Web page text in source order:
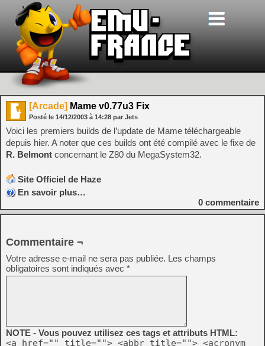
[Arcade] Mame v0.77u3 Fix
Posté le 14/12/2003 à 14:28 par Jets
Voici les premiers builds de l’update de Mame téléchargeable
depuis hier. A noter que ces builds ont été compilé avec le fixe de
R. Belmont concernant le Z80 du MegaSystem32.
Site Officiel de Haze
En savoir plus…
0 commentaire
Commentaire ¬
Votre adresse e-mail ne sera pas publiée. Les champs
obligatoires sont indiqués avec *
NOTE - Vous pouvez utilisez ces tags et attributs HTML:
<a href="" title=""> <abbr title=""> <acronym